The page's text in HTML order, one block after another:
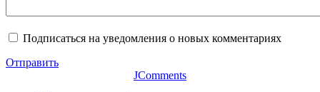
Подписаться на уведомления о новых комментариях
Отправить
JComments